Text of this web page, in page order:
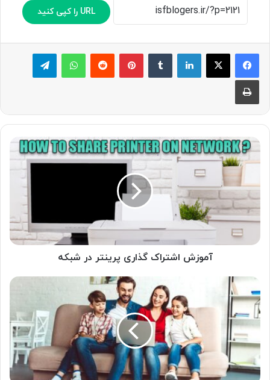
URL را کپی کنید
لینکدین ‫تامبلر پینترست‫رددیت واتس آپ تلگرام
چاپ
آموزش
اشتراک
گذاری
در
شبکه
آموزش اشتراک گذاری پرینتر در شبکه
راهنمای
جامع
خرید
لپ
تاپ؛
تمام
نکاتی
که